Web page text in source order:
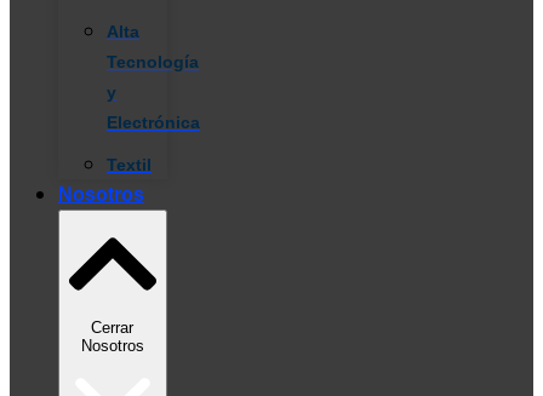
Alta
Tecnología
y
Electrónica
Textil
Nosotros
Cerrar
Nosotros